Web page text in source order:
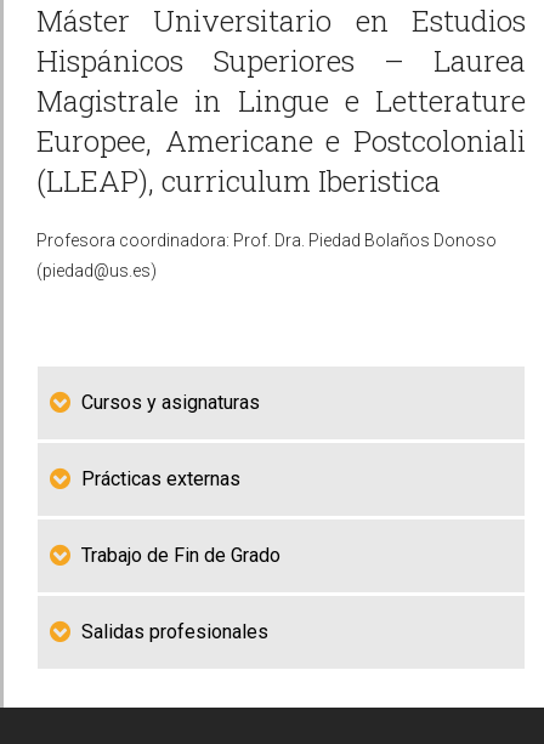
Máster Universitario en Estudios
Hispánicos Superiores – Laurea
Magistrale in Lingue e Letterature
Europee, Americane e Postcoloniali
(LLEAP), curriculum Iberistica
Profesora coordinadora: Prof. Dra. Piedad Bolaños Donoso
(piedad@us.es)
Cursos y asignaturas
Prácticas externas
Trabajo de Fin de Grado
Salidas profesionales